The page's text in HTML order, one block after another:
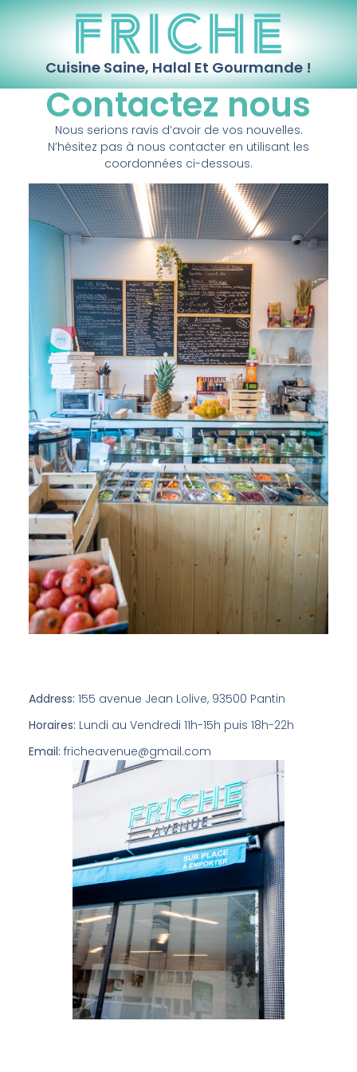
Cuisine Saine, Halal Et Gourmande !
Contactez nous
Nous serions ravis d’avoir de vos nouvelles.
N’hésitez pas à nous contacter en utilisant les
coordonnées ci-dessous.
Address: 155 avenue Jean Lolive, 93500 Pantin
Horaires: Lundi au Vendredi 11h-15h puis 18h-22h
Email: fricheavenue@gmail.com